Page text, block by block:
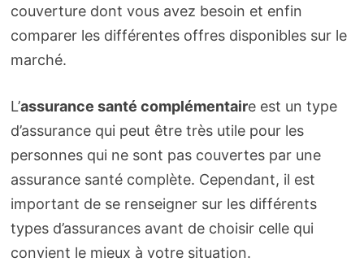
couverture dont vous avez besoin et enfin
comparer les différentes offres disponibles sur le
marché.
L’assurance santé complémentaire est un type
d’assurance qui peut être très utile pour les
personnes qui ne sont pas couvertes par une
assurance santé complète. Cependant, il est
important de se renseigner sur les différents
types d’assurances avant de choisir celle qui
convient le mieux à votre situation.